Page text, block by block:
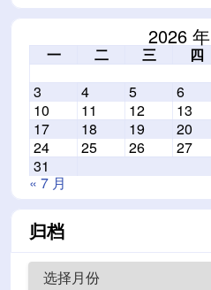
2026
一 二 三 四
3
4 5 6
10
11 12 13
17
18 19 20
24
25 26 27
31
« 7 月
归档